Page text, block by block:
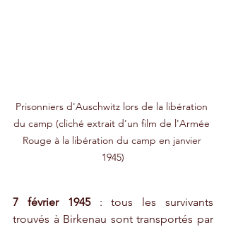
Prisonniers d'Auschwitz lors de la libération
du camp (cliché extrait d'un film de l'Armée
Rouge à la libération du camp en janvier
1945)
7 février 1945 : tous les survivants
trouvés à Birkenau sont transportés par